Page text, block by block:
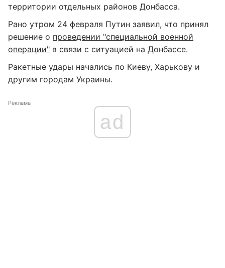
территории отдельных районов Донбасса.
Рано утром 24 февраля Путин заявил, что принял
решение о проведении "специальной военной
операции" в связи с ситуацией на Донбассе.
Ракетные удары начались по Киеву, Харькову и
другим городам Украины.
Реклама
ad